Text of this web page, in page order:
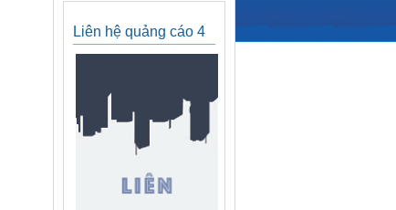
Liên hệ quảng cáo 4